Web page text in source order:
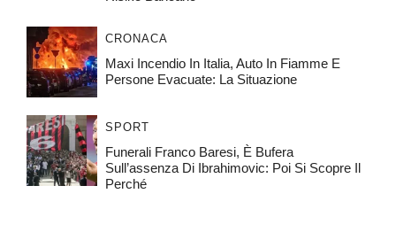
CRONACA
Maxi Incendio In Italia, Auto In Fiamme E
Persone Evacuate: La Situazione
SPORT
Funerali Franco Baresi, È Bufera
Sull’assenza Di Ibrahimovic: Poi Si Scopre Il
Perché